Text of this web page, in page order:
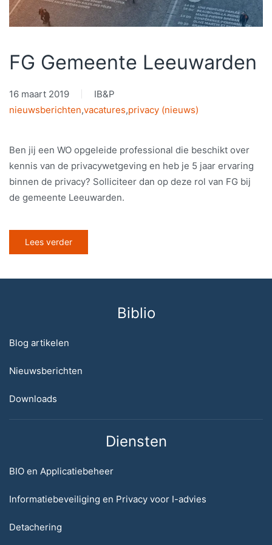
FG Gemeente Leeuwarden
16 maart 2019
IB&P
nieuwsberichten,vacatures,privacy (nieuws)
Ben jij een WO opgeleide professional die beschikt over
kennis van de privacywetgeving en heb je 5 jaar ervaring
binnen de privacy? Solliciteer dan op deze rol van FG bij
de gemeente Leeuwarden.
Lees verder
Biblio
Blog artikelen
Nieuwsberichten
Downloads
Diensten
BIO en Applicatiebeheer
Informatiebeveiliging en Privacy voor I-advies
Detachering